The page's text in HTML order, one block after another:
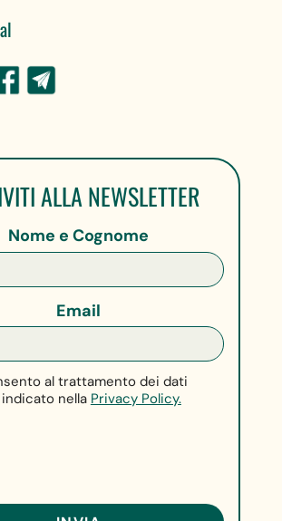
ALLA NEWSLETTER
Nome e Cognome
Email
al trattamento dei dati
nella Privacy Policy.